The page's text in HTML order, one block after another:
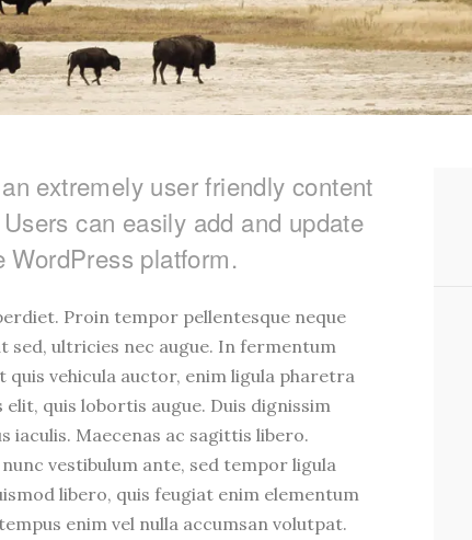
extremely user friendly content
can easily add and update
platform.
Proin tempor pellentesque neque
ultricies nec augue. In fermentum
vehicula auctor, enim ligula pharetra
quis lobortis augue. Duis dignissim
Maecenas ac sagittis libero.
vestibulum ante, sed tempor ligula
libero, quis feugiat enim elementum
enim vel nulla accumsan volutpat.